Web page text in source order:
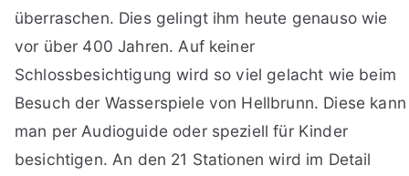
überraschen. Dies gelingt ihm heute genauso wie
vor über 400 Jahren. Auf keiner
Schlossbesichtigung wird so viel gelacht wie beim
Besuch der Wasserspiele von Hellbrunn. Diese kann
man per Audioguide oder speziell für Kinder
besichtigen. An den 21 Stationen wird im Detail